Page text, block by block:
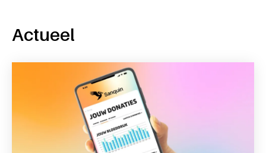
Actueel